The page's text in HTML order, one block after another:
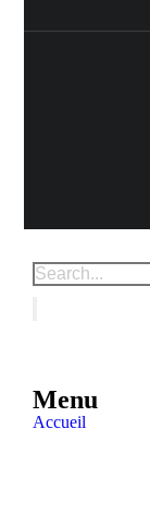
Menu
Accueil